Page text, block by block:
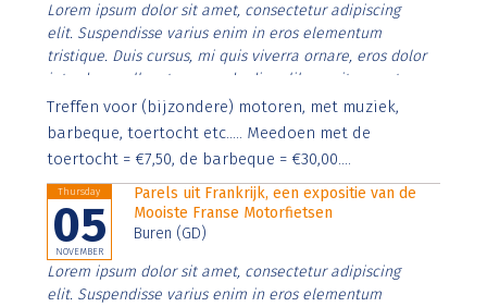
Lorem ipsum dolor sit amet, consectetur adipiscing
elit. Suspendisse varius enim in eros elementum
tristique. Duis cursus, mi quis viverra ornare, eros dolor
interdum nulla, ut commodo diam libero vitae erat.
Aenean faucibus nibh et justo cursus id rutrum lorem
imperdiet. Nunc ut sem vitae risus tristique posuere.
Treffen voor (bijzondere) motoren, met muziek,
barbeque, toertocht etc..... Meedoen met de
toertocht = €7,50, de barbeque = €30,00....
Thursday
05
NOVEMBER
Parels uit Frankrijk, een expositie van de
Mooiste Franse Motorfietsen
Buren (GD)
Lorem ipsum dolor sit amet, consectetur adipiscing
elit. Suspendisse varius enim in eros elementum